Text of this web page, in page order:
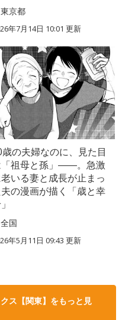
東京都
年7月14日 10:01 更新
の夫婦なのに、見た目
「祖母と孫」――。急激
いる妻と成長が止まっ
の漫画が描く「歳と幸
全国
年5月11日 09:43 更新
ス【関東】をもっと見